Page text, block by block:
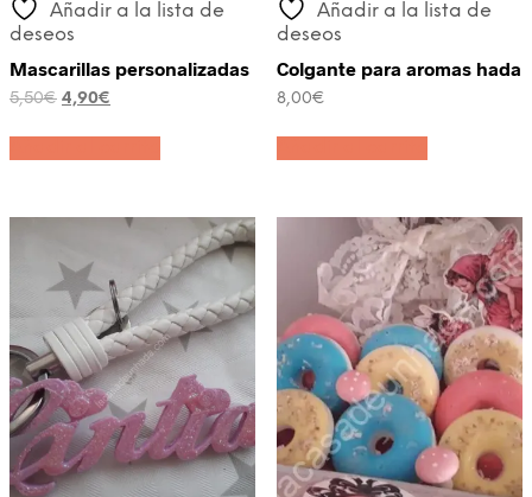
Añadir a la lista de
deseos
Mascarillas personalizadas
5,50€ El
original
era:
4,90€
actual
es:
Añadir a la lista de
deseos
Colgante para aromas hada
8,00€